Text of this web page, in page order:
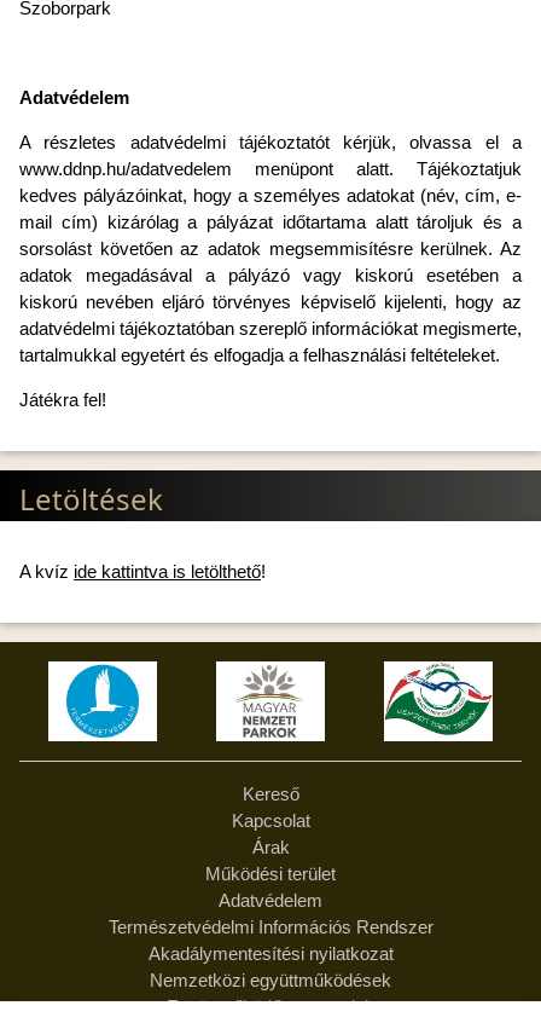
Szoborpark
Adatvédelem
A részletes adatvédelmi tájékoztatót kérjük, olvassa el a
www.ddnp.hu/adatvedelem menüpont alatt. Tájékoztatjuk
kedves pályázóinkat, hogy a személyes adatokat (név, cím, e-
mail cím) kizárólag a pályázat időtartama alatt tároljuk és a
sorsolást követően az adatok megsemmisítésre kerülnek. Az
adatok megadásával a pályázó vagy kiskorú esetében a
kiskorú nevében eljáró törvényes képviselő kijelenti, hogy az
adatvédelmi tájékoztatóban szereplő információkat megismerte,
tartalmukkal egyetért és elfogadja a felhasználási feltételeket.
Játékra fel!
Letöltések
A kvíz ide kattintva is letölthető!
Kereső
Kapcsolat
Árak
Működési terület
Adatvédelem
Természetvédelmi Információs Rendszer
Akadálymentesítési nyilatkozat
Nemzetközi együttműködések
Együttműködő partnereink